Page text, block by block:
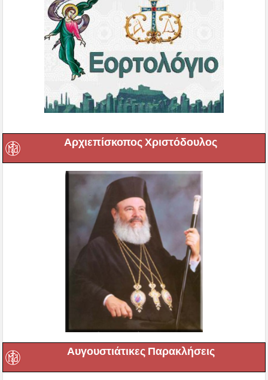
Αρχιεπίσκοπος Χριστόδουλος
Αυγουστιάτικες Παρακλήσεις